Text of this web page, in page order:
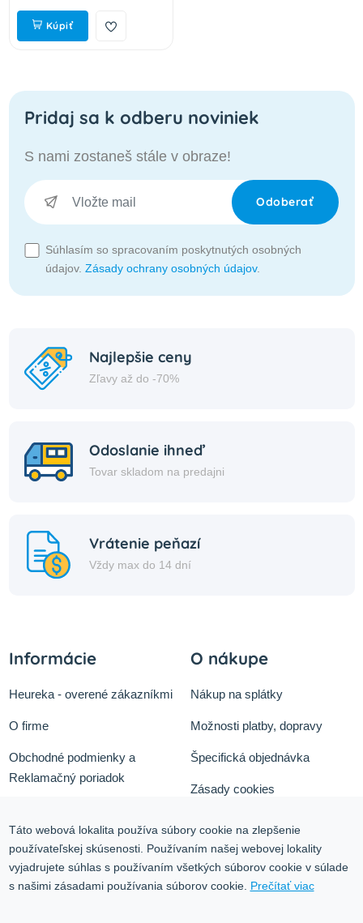
Kúpiť
Pridaj sa k odberu noviniek
S nami zostaneš stále v obraze!
Odoberať
Súhlasím so spracovaním poskytnutých osobných
údajov. Zásady ochrany osobných údajov.
Najlepšie ceny
Zľavy až do -70%
Odoslanie ihneď
Tovar skladom na predajni
Vrátenie peňazí
Vždy max do 14 dní
Informácie
Heureka - overené zákazníkmi
O firme
Obchodné podmienky a
Reklamačný poriadok
Kontakt
O nákupe
Nákup na splátky
Možnosti platby, dopravy
Špecifická objednávka
Zásady cookies
Blog
Táto webová lokalita používa súbory cookie na zlepšenie
používateľskej skúsenosti. Používaním našej webovej lokality
vyjadrujete súhlas s používaním všetkých súborov cookie v súlade
s našimi zásadami používania súborov cookie. Prečítať viac